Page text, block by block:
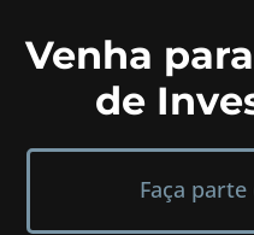
Venha
de
Faça